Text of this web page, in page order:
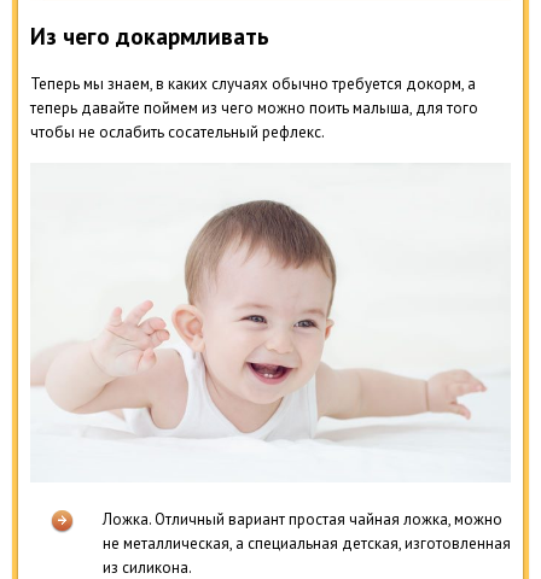
Из чего докармливать
Теперь мы знаем, в каких случаях обычно требуется докорм, а
теперь давайте поймем из чего можно поить малыша, для того
чтобы не ослабить сосательный рефлекс.
Ложка. Отличный вариант простая чайная ложка, можно
не металлическая, а специальная детская, изготовленная
из силикона.